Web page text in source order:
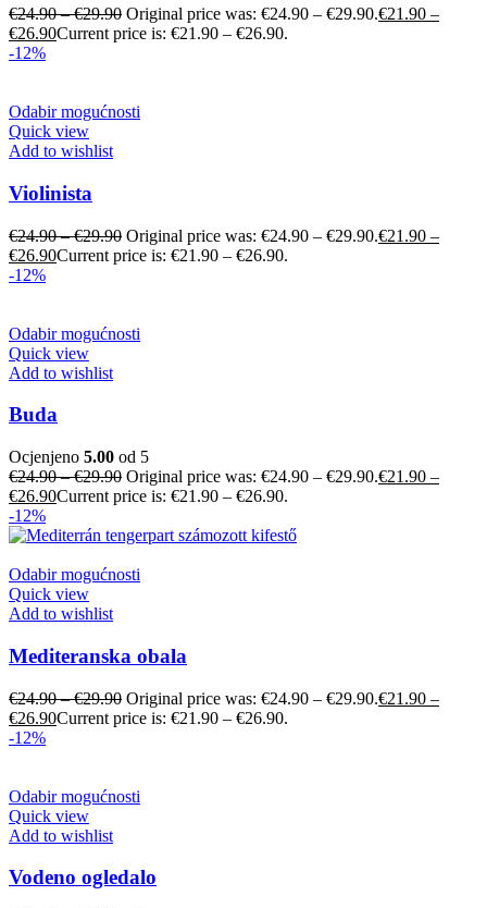
€24.90–€29.90 Original price was: €24.90 – €29.90.€21.90 –
€26.90Current price is: €21.90 – €26.90.
-12%
Odabir mogućnosti
Quick view
Add to wishlist
Violinista
€24.90–€29.90 Original price was: €24.90 – €29.90.€21.90 –
€26.90Current price is: €21.90 – €26.90.
-12%
Odabir mogućnosti
Quick view
Add to wishlist
Buda
Ocjenjeno 5.00 od 5
€24.90–€29.90 Original price was: €24.90 – €29.90.€21.90 –
€26.90Current price is: €21.90 – €26.90.
-12%
Odabir mogućnosti
Quick view
Add to wishlist
Mediteranska obala
€24.90–€29.90 Original price was: €24.90 – €29.90.€21.90 –
€26.90Current price is: €21.90 – €26.90.
-12%
Odabir mogućnosti
Quick view
Add to wishlist
Vodeno ogledalo